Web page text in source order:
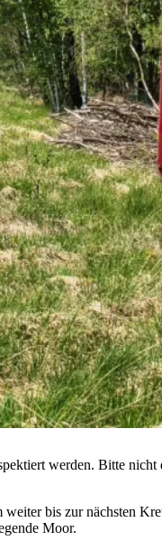
werden. Bitte
bis zur nächsten
Moor.